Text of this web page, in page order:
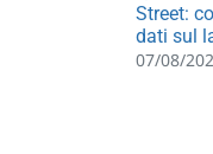
Street:
dati sul
07/08/